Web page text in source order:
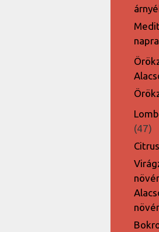
napra
4747